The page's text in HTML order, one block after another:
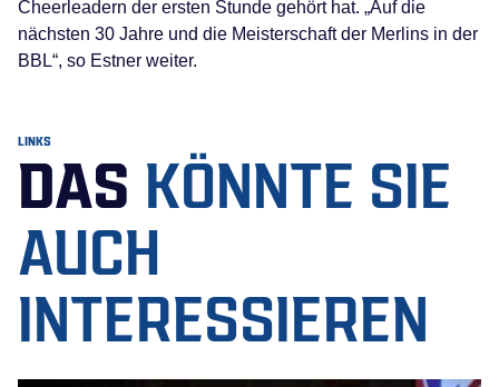
Cheerleadern der ersten Stunde gehört hat. „Auf die
nächsten 30 Jahre und die Meisterschaft der Merlins in der
BBL“, so Estner weiter.
LINKS
DAS KÖNNTE SIE
AUCH
INTERESSIEREN